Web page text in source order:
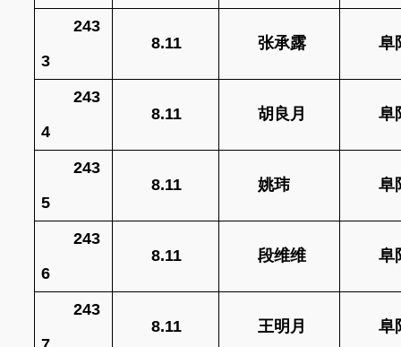
243
3
8.11 张承露 阜
243
4
8.11 胡良月 阜
243
5
8.11 姚玮 阜
243
6
8.11 段维维 阜
243
8.11 王明月 阜